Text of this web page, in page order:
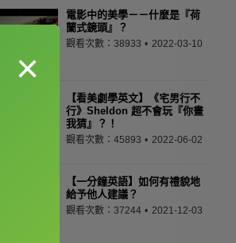
電影中的美學－－什麼是『荷
蘭式鏡頭』？
觀看次數：38933 2022-03-10
【看美劇學英文】《宅男行不
行》Sheldon 超不會玩『你畫
我猜』？！
觀看次數：45893 2022-06-02
【一分鐘英語】如何有禮貌地
給予他人建議？
觀看次數：37244 2021-12-03
×